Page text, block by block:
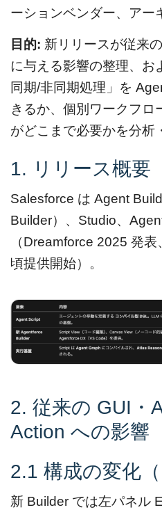
ーションベンダー、アー
目的: 新リリースが従来
に与える影響の整理、お
同期/非同期処理」を
きるか、個別ワークフロ
がどこまで必要かを分析
1. リリース概要
Salesforce は Agent
Builder）、Studio、
（Dreamforce 2025 発
頃提供開始）。
2. 従来の GUI・
Action への影響
2.1 構成の変化（
新 Builder では左パネル